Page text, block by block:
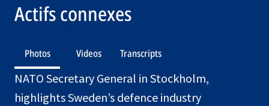
Actifs connexes
Photos Videos Transcripts
NATO Secretary General in Stockholm,
highlights Sweden’s defence industry